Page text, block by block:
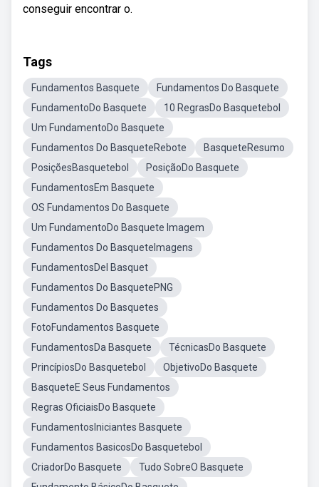
conseguir encontrar o.
Tags
Fundamentos Basquete
Fundamentos Do Basquete
FundamentoDo Basquete
10 RegrasDo Basquetebol
Um FundamentoDo Basquete
Fundamentos Do BasqueteRebote
BasqueteResumo
PosiçõesBasquetebol
PosiçãoDo Basquete
FundamentosEm Basquete
OS Fundamentos Do Basquete
Um FundamentoDo Basquete Imagem
Fundamentos Do BasqueteImagens
FundamentosDel Basquet
Fundamentos Do BasquetePNG
Fundamentos Do Basquetes
FotoFundamentos Basquete
FundamentosDa Basquete
TécnicasDo Basquete
PrincípiosDo Basquetebol
ObjetivoDo Basquete
BasqueteE Seus Fundamentos
Regras OficiaisDo Basquete
FundamentosIniciantes Basquete
Fundamentos BasicosDo Basquetebol
CriadorDo Basquete
Tudo SobreO Basquete